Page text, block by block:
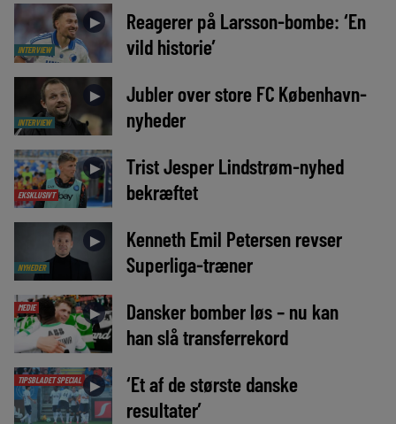
INTERVIEW
►
Reagerer på Larsson-bombe: ‘En
vild historie’
INTERVIEW
►
Jubler over store FC København-
nyheder
EKSKLUSIVT
►
Trist Jesper Lindstrøm-nyhed
bekræftet
NYHEDER
►
Kenneth Emil Petersen revser
Superliga-træner
MEDIE ►
Dansker bomber løs – nu kan
han slå transferrekord
TIPSBLADET SPECIAL ►
‘Et af de største danske
resultater’